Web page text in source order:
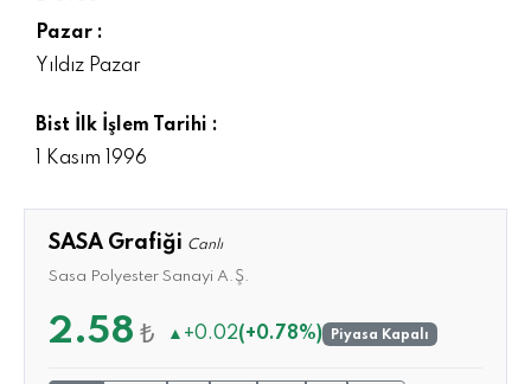
Pazar :
Yıldız Pazar
Bist İlk İşlem Tarihi :
1 Kasım 1996
SASA Grafiği Canlı
Sasa Polyester Sanayi A.Ş.
2.58 ₺ ▲ +0.02(+0.78%) Piyasa Kapalı